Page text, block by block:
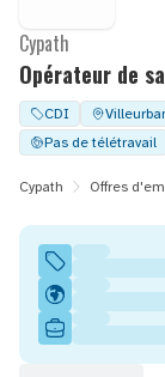
Opérateur de
Cypath
CDI
Pas de télétravail
Cypath Offres